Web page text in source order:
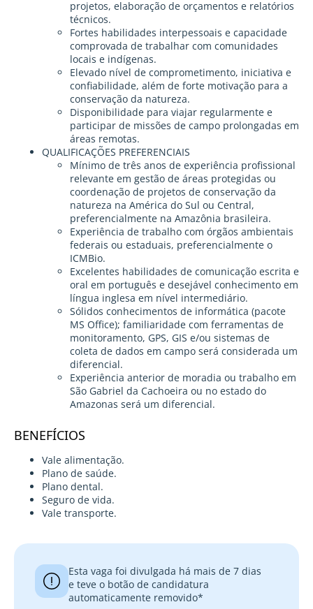
projetos, elaboração de orçamentos e relatórios
técnicos.
Fortes habilidades interpessoais e capacidade
comprovada de trabalhar com comunidades
locais e indígenas.
Elevado nível de comprometimento, iniciativa e
confiabilidade, além de forte motivação para a
conservação da natureza.
Disponibilidade para viajar regularmente e
participar de missões de campo prolongadas em
áreas remotas.
QUALIFICAÇÕES PREFERENCIAIS
Mínimo de três anos de experiência profissional
relevante em gestão de áreas protegidas ou
coordenação de projetos de conservação da
natureza na América do Sul ou Central,
preferencialmente na Amazônia brasileira.
Experiência de trabalho com órgãos ambientais
federais ou estaduais, preferencialmente o
ICMBio.
Excelentes habilidades de comunicação escrita e
oral em português e desejável conhecimento em
língua inglesa em nível intermediário.
Sólidos conhecimentos de informática (pacote
MS Office); familiaridade com ferramentas de
monitoramento, GPS, GIS e/ou sistemas de
coleta de dados em campo será considerada um
diferencial.
Experiência anterior de moradia ou trabalho em
São Gabriel da Cachoeira ou no estado do
Amazonas será um diferencial.
BENEFÍCIOS
Vale alimentação.
Plano de saúde.
Plano dental.
Seguro de vida.
Vale transporte.
Esta vaga foi divulgada há mais de 7 dias
e teve o botão de candidatura
automaticamente removido*